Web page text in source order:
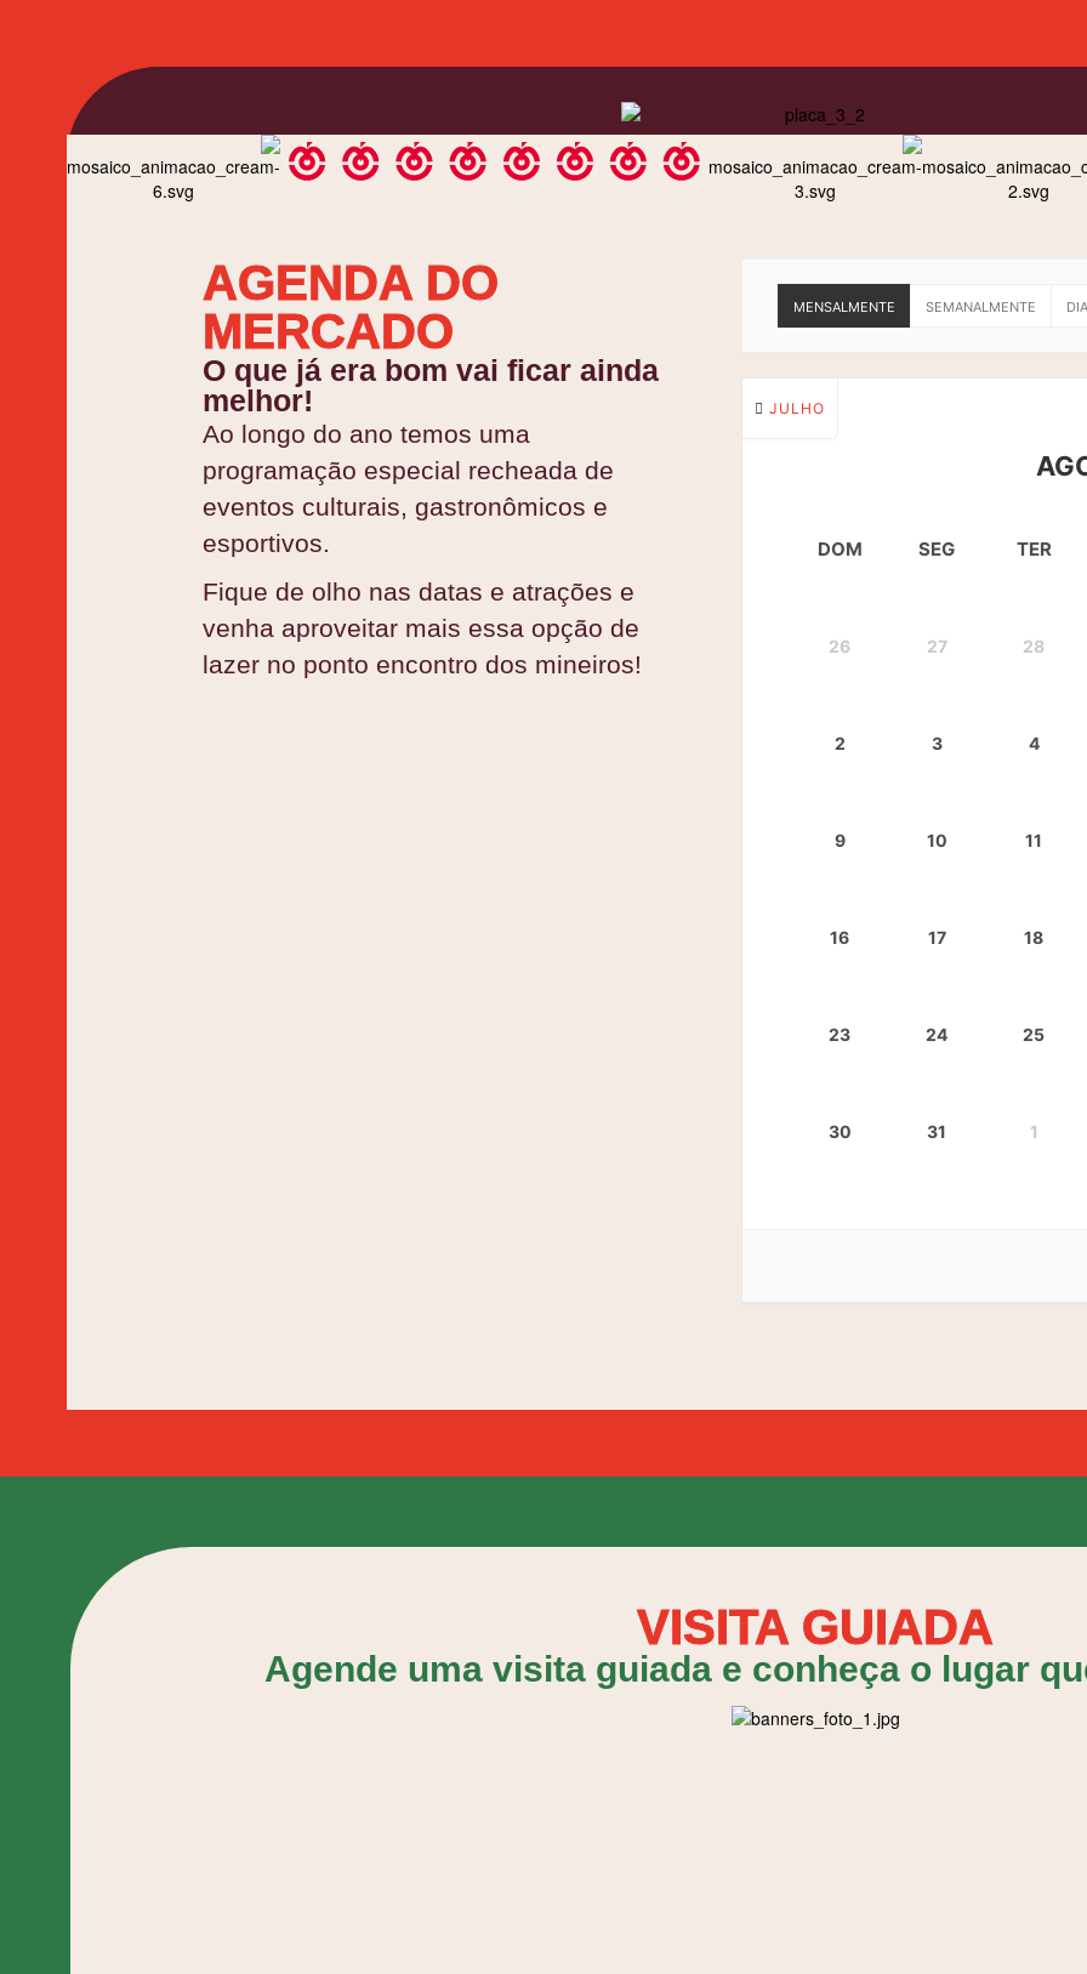
AGENDA DO
MERCADO
O que já era bom vai ficar ainda
melhor!
Ao longo do ano temos uma
programação especial recheada de
eventos culturais, gastronômicos e
esportivos.
Fique de olho nas datas e atrações e
venha aproveitar mais essa opção de
lazer no ponto encontro dos mineiros!
MENSALMENTE SEMANALMENTE
JULHO
DOM SEG TER
26 27 28
2 3 4
9 10 11
16 17 18
23 24 25
30 31 1
VISITA GUIADA
Agende uma visita guiada e conheça o lugar